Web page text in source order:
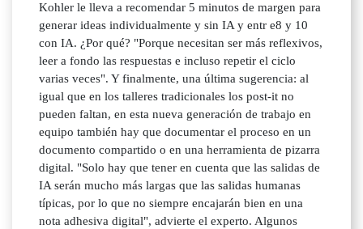
Kohler le lleva a recomendar 5 minutos de margen para
generar ideas individualmente y sin IA y entr e8 y 10
con IA. ¿Por qué? "Porque necesitan ser más reflexivos,
leer a fondo las respuestas e incluso repetir el ciclo
varias veces". Y finalmente, una última sugerencia: al
igual que en los talleres tradicionales los post-it no
pueden faltan, en esta nueva generación de trabajo en
equipo también hay que documentar el proceso en un
documento compartido o en una herramienta de pizarra
digital. "Solo hay que tener en cuenta que las salidas de
IA serán mucho más largas que las salidas humanas
típicas, por lo que no siempre encajarán bien en una
nota adhesiva digital", advierte el experto. Algunos